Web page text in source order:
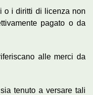
o i diritti di licenza non
pagato o da
alle merci da
tenuto a versare tali